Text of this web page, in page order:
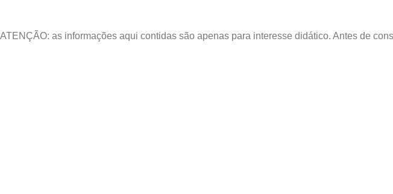
ATENÇÃO: as informações aqui contidas são apenas para interesse didático. Antes de